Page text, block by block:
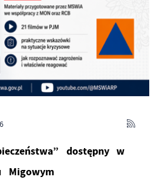
dostępny w
Migowym